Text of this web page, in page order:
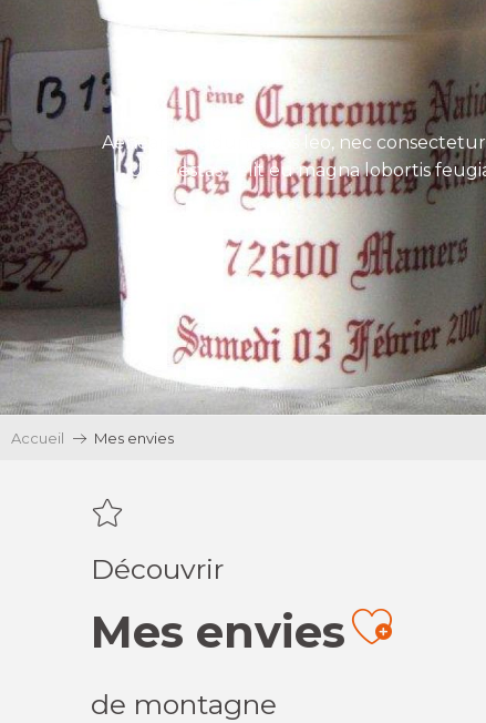
Aenean tincidunt eros leo, nec
Ut egestas velit eu magna lobortis
Accueil Mes envies
Découvrir
Mes envies
de montagne